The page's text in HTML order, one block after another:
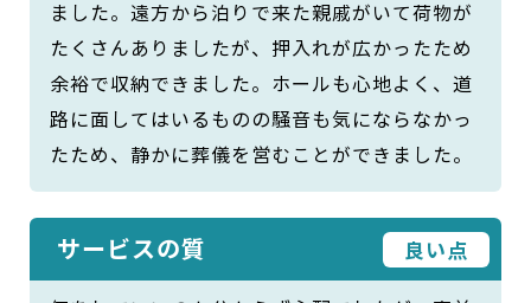
ました。遠方から泊りで来た親戚がいて荷物が
たくさんありましたが、押入れが広かったため
余裕で収納できました。ホールも心地よく、道
路に面してはいるものの騒音も気にならなかっ
たため、静かに葬儀を営むことができました。
サービスの質 良い点